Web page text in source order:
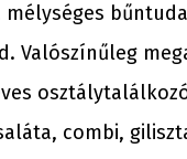
Valószínűleg
combi,